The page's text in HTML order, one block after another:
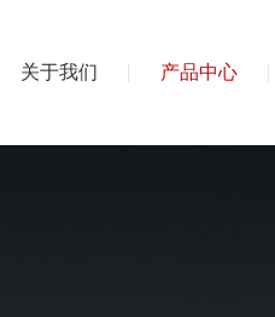
关于我们 产品中心